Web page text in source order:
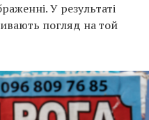
У результаті
погляд на той